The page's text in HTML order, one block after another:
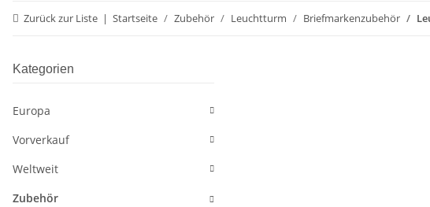
Zurück zur Liste Startseite Zubehör Leuchtturm Briefmarkenzubehör
Kategorien
Europa
Vorverkauf
Weltweit
Zubehör